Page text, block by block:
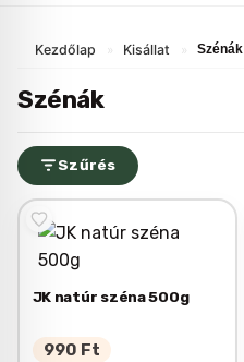
Kezdőlap Kisállat Szénák
Szénák
Szűrés
JK natúr széna 500g
990 Ft